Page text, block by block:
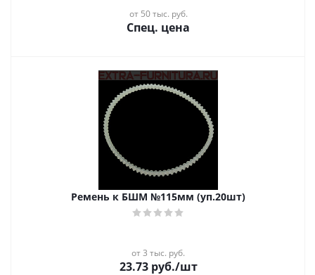
от 50 тыс. руб.
Спец. цена
Ремень к БШМ №115мм (уп.20шт)
от 3 тыс. руб.
23.73руб./шт